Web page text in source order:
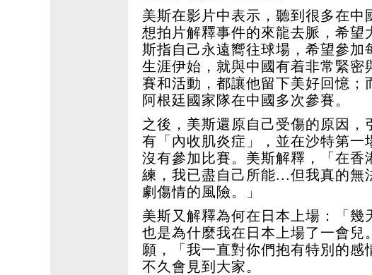
美斯在影片中表示，聽到很多在
想拍片解釋事件的來龍去脈，希望
斯指自己永遠嚮往球場，希望參加
生涯伊始，就與中國有着非常緊密
賽和活動，都讓他留下美好回憶；
阿根廷國家隊在中國多次參賽。
之後，美斯還原自己受傷的原因
有「內收肌炎症」，並在沙特第一
沒有參加比賽。美斯解釋，「在香
練，我已盡自己所能...但我真的無
劇傷情的風險。」
美斯又解釋為何在日本上場：「幾
也是為什麼我在日本上場了一會
願，「我一直對你們抱有特別的
不久會見到大家。